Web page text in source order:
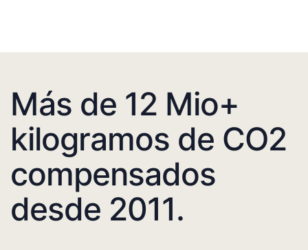
Más de 12 Mio+
kilogramos de CO2
compensados
desde 2011.